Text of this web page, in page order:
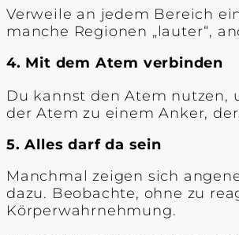
Verweile an jedem Bereich
manche Regionen „lauter“,
4. Mit dem Atem verbinden
Du kannst den Atem nutzen,
der Atem zu einem Anker,
5. Alles darf da sein
Manchmal zeigen sich
dazu. Beobachte, ohne zu
Körperwahrnehmung.